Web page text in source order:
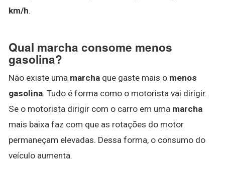
km/h.
Qual marcha consome menos
gasolina?
Não existe uma marcha que gaste mais o menos
gasolina. Tudo é forma como o motorista vai dirigir.
Se o motorista dirigir com o carro em uma marcha
mais baixa faz com que as rotações do motor
permaneçam elevadas. Dessa forma, o consumo do
veículo aumenta.